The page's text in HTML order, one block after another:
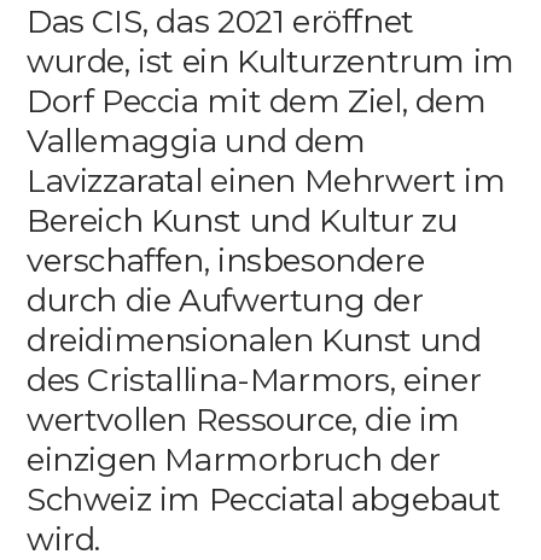
Das CIS, das 2021 eröffnet
wurde, ist ein Kulturzentrum im
Dorf Peccia mit dem Ziel, dem
Vallemaggia und dem
Lavizzaratal einen Mehrwert im
Bereich Kunst und Kultur zu
verschaffen, insbesondere
durch die Aufwertung der
dreidimensionalen Kunst und
des Cristallina-Marmors, einer
wertvollen Ressource, die im
einzigen Marmorbruch der
Schweiz im Pecciatal abgebaut
wird.